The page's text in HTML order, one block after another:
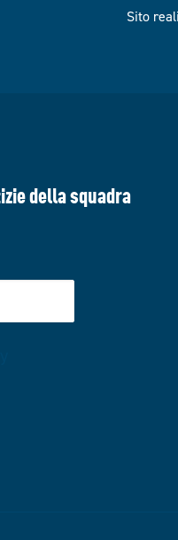
Sito
della squadra